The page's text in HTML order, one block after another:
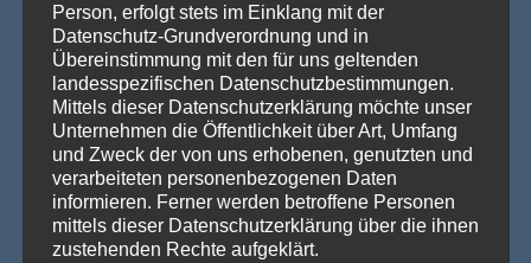
Wenn eine ganze Stadt im Halloween-Fieber ist…
Willkommen in Arnstadt! Zum 25. Mal verwandelt sich
Arnstadt zur [...] Weiterlesen »
PRODUKTSUCHE
Person, erfolgt stets im Einklang mit der
Datenschutz-Grundverordnung und in
Übereinstimmung mit den für uns geltenden
landesspezifischen Datenschutzbestimmungen.
Mittels dieser Datenschutzerklärung möchte unser
Unternehmen die Öffentlichkeit über Art, Umfang
und Zweck der von uns erhobenen, genutzten und
verarbeiteten personenbezogenen Daten
informieren. Ferner werden betroffene Personen
mittels dieser Datenschutzerklärung über die ihnen
zustehenden Rechte aufgeklärt.